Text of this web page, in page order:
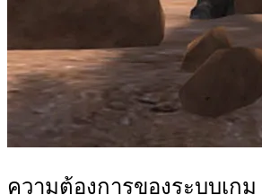
ความต้องการของระบบเกม